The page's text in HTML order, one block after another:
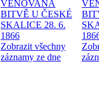
VĚNOVANÁ
BITVĚ U ČESKÉ
SKALICE 28. 6.
1866
Zobrazit všechny
záznamy ze dne